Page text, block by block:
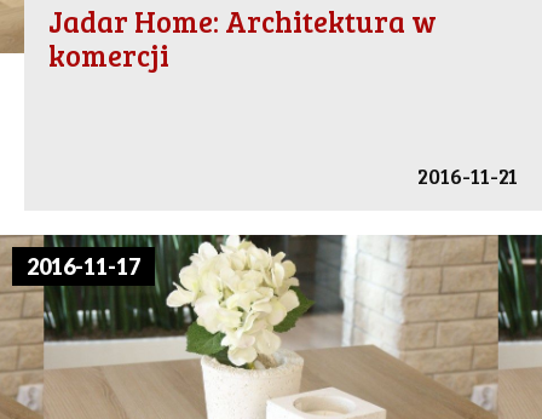
Jadar Home: Architektura w
komercji
2016-11-21
2016-11-17